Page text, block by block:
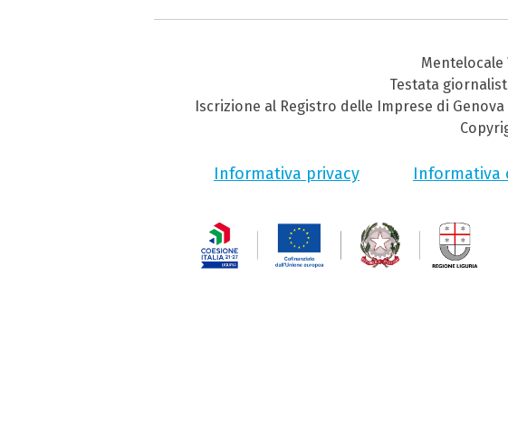
Mentelocale
Testata
Iscrizione al Registro delle Imprese di Genova
Informativa privacy Informativa